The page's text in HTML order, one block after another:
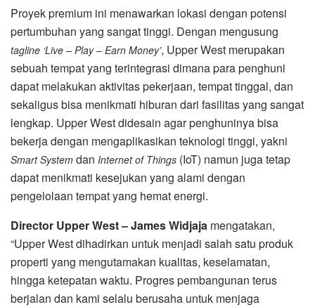
Proyek premium ini menawarkan lokasi dengan potensi
pertumbuhan yang sangat tinggi. Dengan mengusung
tagline ‘Live – Play – Earn Money’, Upper West merupakan
sebuah tempat yang terintegrasi dimana para penghuni
dapat melakukan aktivitas pekerjaan, tempat tinggal, dan
sekaligus bisa menikmati hiburan dari fasilitas yang sangat
lengkap. Upper West didesain agar penghuninya bisa
bekerja dengan mengaplikasikan teknologi tinggi, yakni
Smart System dan Internet of Things (IoT) namun juga tetap
dapat menikmati kesejukan yang alami dengan
pengelolaan tempat yang hemat energi.
Director Upper West – James Widjaja mengatakan,
“Upper West dihadirkan untuk menjadi salah satu produk
properti yang mengutamakan kualitas, keselamatan,
hingga ketepatan waktu. Progres pembangunan terus
berjalan dan kami selalu berusaha untuk menjaga